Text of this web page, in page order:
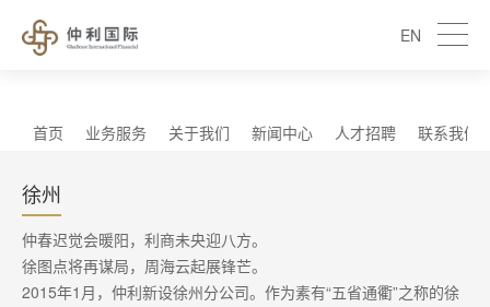
EN
首页 业务服务 关于我们 新闻中心 人才招聘 联系我们
徐州
仲春迟觉会暖阳，利商未央迎八方。
徐图点将再谋局，周海云起展锋芒。
2015年1月，仲利新设徐州分公司。作为素有“五省通衢”之称的徐